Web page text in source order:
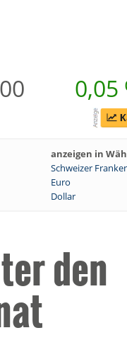
0,05
anzeigen in
Schweizer
Euro
Dollar
den